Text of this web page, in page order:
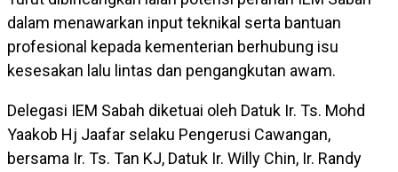
dalam menawarkan input teknikal serta bantuan
profesional kepada kementerian berhubung isu
kesesakan lalu lintas dan pengangkutan awam.
Delegasi IEM Sabah diketuai oleh Datuk Ir. Ts. Mohd
Yaakob Hj Jaafar selaku Pengerusi Cawangan,
bersama Ir. Ts. Tan KJ, Datuk Ir. Willy Chin, Ir. Randy